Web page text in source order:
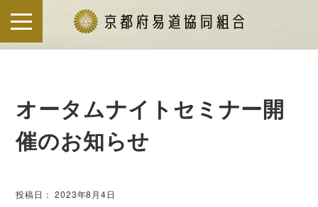
i
オータムナイトセミナー開
催のお知らせ
投稿日： 2023年8月4日